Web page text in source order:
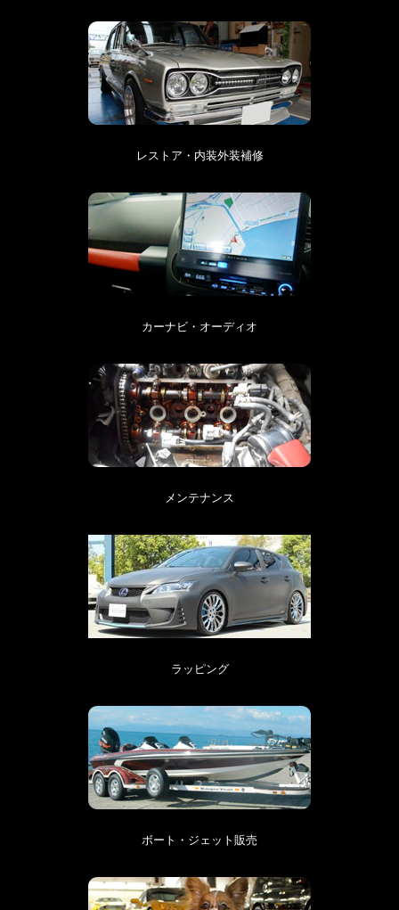
レストア・内装外装補修
カーナビ・オーディオ
メンテナンス
ラッピング
ボート・ジェット販売